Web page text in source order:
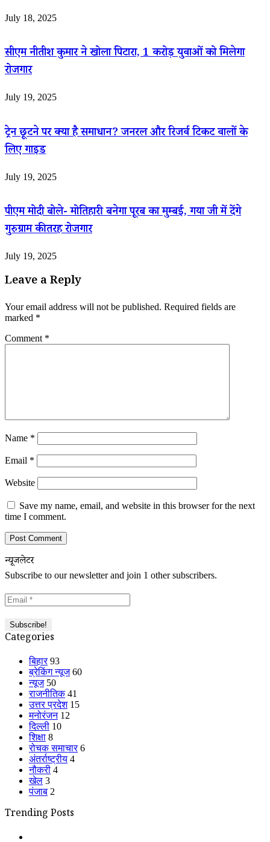
July 18, 2025
सीएम नीतीश कुमार ने खोला पिटारा, 1 करोड़ युवाओं को मिलेगा
रोजगार
July 19, 2025
ट्रेन छूटने पर क्या है समाधान? जनरल और रिजर्व टिकट वालों के
लिए गाइड
July 19, 2025
पीएम मोदी बोले- मोतिहारी बनेगा पूरब का मुम्बई, गया जी में देंगे
गुरुग्राम की तरह रोजगार
July 19, 2025
Leave a Reply
Your email address will not be published. Required fields are
marked *
Comment *
Name *
Email *
Website
Save my name, email, and website in this browser for the next
time I comment.
न्यूजलेटर
Subscribe to our newsletter and join 1 other subscribers.
Categories
बिहार 93
ब्रेकिंग न्यूज 60
न्यूज 50
राजनीतिक 41
उत्तर प्रदेश 15
मनोरंजन 12
दिल्ली 10
शिक्षा 8
रोचक समाचार 6
अंतर्राष्ट्रीय 4
नौकरी 4
खेल 3
पंजाब 2
Trending Posts